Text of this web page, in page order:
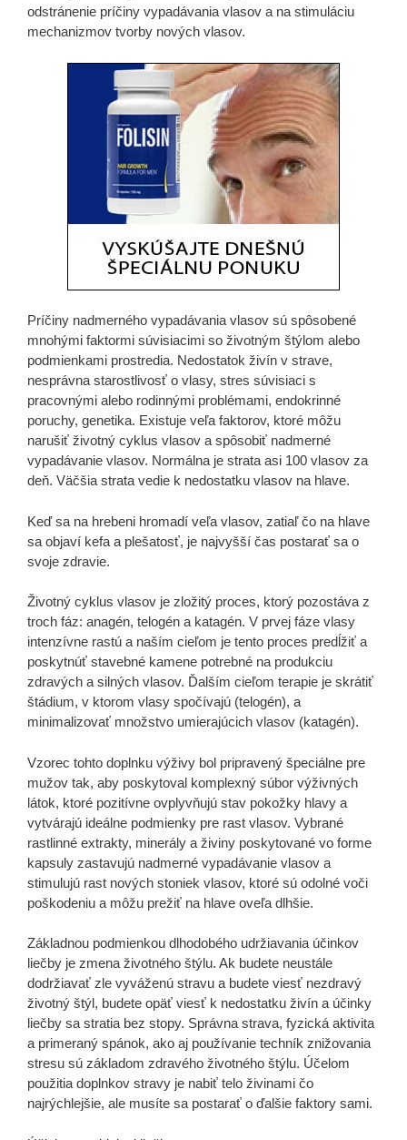
odstránenie príčiny vypadávania vlasov a na stimuláciu
mechanizmov tvorby nových vlasov.
Príčiny nadmerného vypadávania vlasov sú spôsobené
mnohými faktormi súvisiacimi so životným štýlom alebo
podmienkami prostredia. Nedostatok živín v strave,
nesprávna starostlivosť o vlasy, stres súvisiaci s
pracovnými alebo rodinnými problémami, endokrinné
poruchy, genetika. Existuje veľa faktorov, ktoré môžu
narušiť životný cyklus vlasov a spôsobiť nadmerné
vypadávanie vlasov. Normálna je strata asi 100 vlasov za
deň. Väčšia strata vedie k nedostatku vlasov na hlave.
Keď sa na hrebeni hromadí veľa vlasov, zatiaľ čo na hlave
sa objaví kefa a plešatosť, je najvyšší čas postarať sa o
svoje zdravie.
Životný cyklus vlasov je zložitý proces, ktorý pozostáva z
troch fáz: anagén, telogén a katagén. V prvej fáze vlasy
intenzívne rastú a naším cieľom je tento proces predĺžiť a
poskytnúť stavebné kamene potrebné na produkciu
zdravých a silných vlasov. Ďalším cieľom terapie je skrátiť
štádium, v ktorom vlasy spočívajú (telogén), a
minimalizovať množstvo umierajúcich vlasov (katagén).
Vzorec tohto doplnku výživy bol pripravený špeciálne pre
mužov tak, aby poskytoval komplexný súbor výživných
látok, ktoré pozitívne ovplyvňujú stav pokožky hlavy a
vytvárajú ideálne podmienky pre rast vlasov. Vybrané
rastlinné extrakty, minerály a živiny poskytované vo forme
kapsuly zastavujú nadmerné vypadávanie vlasov a
stimulujú rast nových stoniek vlasov, ktoré sú odolné voči
poškodeniu a môžu prežiť na hlave oveľa dlhšie.
Základnou podmienkou dlhodobého udržiavania účinkov
liečby je zmena životného štýlu. Ak budete neustále
dodržiavať zle vyváženú stravu a budete viesť nezdravý
životný štýl, budete opäť viesť k nedostatku živín a účinky
liečby sa stratia bez stopy. Správna strava, fyzická aktivita
a primeraný spánok, ako aj používanie techník znižovania
stresu sú základom zdravého životného štýlu. Účelom
použitia doplnkov stravy je nabiť telo živinami čo
najrýchlejšie, ale musíte sa postarať o ďalšie faktory sami.